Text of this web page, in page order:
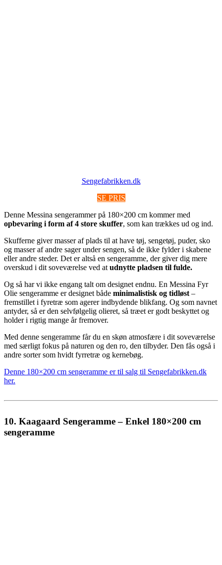
Sengefabrikken.dk
SE PRIS
Denne Messina sengerammer på 180×200 cm kommer med
opbevaring i form af 4 store skuffer, som kan trækkes ud og ind.
Skufferne giver masser af plads til at have tøj, sengetøj, puder, sko
og masser af andre sager under sengen, så de ikke fylder i skabene
eller andre steder. Det er altså en sengeramme, der giver dig mere
overskud i dit soveværelse ved at udnytte pladsen til fulde.
Og så har vi ikke engang talt om designet endnu. En Messina Fyr
Olie sengeramme er designet både minimalistisk og tidløst –
fremstillet i fyretræ som agerer indbydende blikfang. Og som navnet
antyder, så er den selvfølgelig olieret, så træet er godt beskyttet og
holder i rigtig mange år fremover.
Med denne sengeramme får du en skøn atmosfære i dit soveværelse
med særligt fokus på naturen og den ro, den tilbyder. Den fås også i
andre sorter som hvidt fyrretræ og kernebøg.
Denne 180×200 cm sengeramme er til salg til Sengefabrikken.dk
her.
10. Kaagaard Sengeramme – Enkel 180×200 cm
sengeramme